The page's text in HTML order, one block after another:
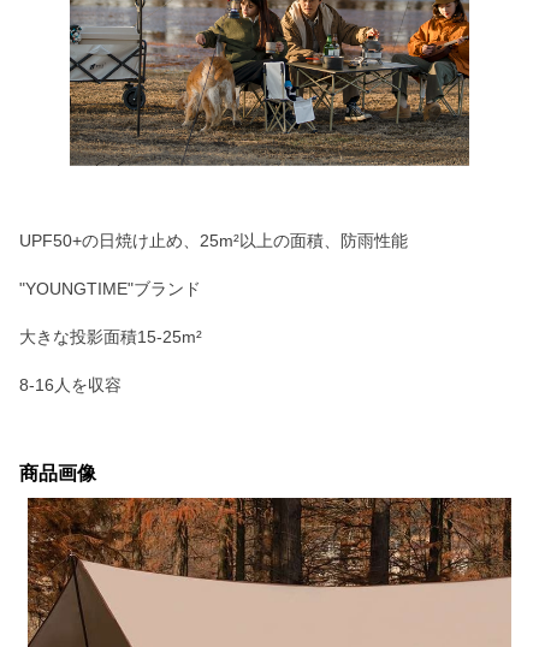
UPF50+の日焼け止め、25m²以上の面積、防雨性能
"YOUNGTIME"ブランド
大きな投影面積15-25m²
8-16人を収容
商品画像